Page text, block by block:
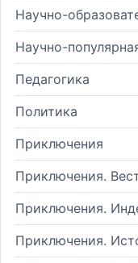
Научно-
Научно-
Педагогика
Политика
Приключения
Приключения.
Приключения.
Приключения.